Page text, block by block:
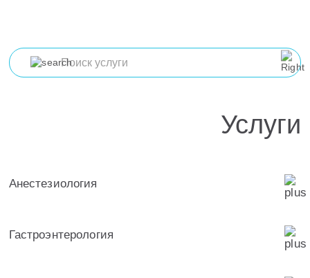
Услуги
Анестезиология
Гастроэнтерология